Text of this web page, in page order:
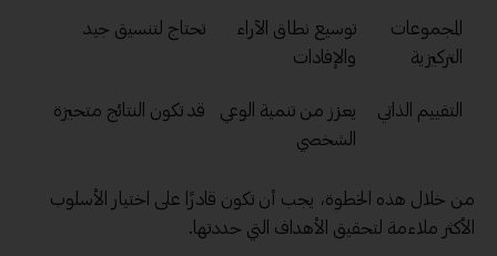
المجموعات
التركيزية
توسيع نطاق الآراء
والإفادات
تحتاج لتنسيق جيد
التقييم الذاتي
يعزز من تنمية الوعي
الشخصي
قد تكون النتائج متحيزة
من خلال هذه الخطوة، يجب أن تكون قادرًا على اختيار الأسلوب
الأكثر ملاءمة لتحقيق الأهداف التي حددتها.